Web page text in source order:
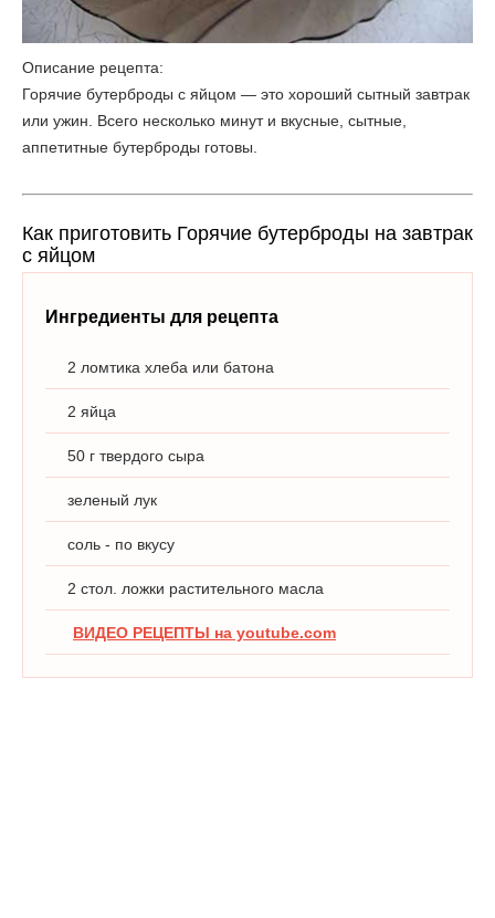
Описание рецепта:
Горячие бутерброды с яйцом — это хороший сытный завтрак
или ужин. Всего несколько минут и вкусные, сытные,
аппетитные бутерброды готовы.
Как приготовить Горячие бутерброды на завтрак
с яйцом
Ингредиенты для рецепта
2 ломтика хлеба или батона
2 яйца
50 г твердого сыра
зеленый лук
соль - по вкусу
2 стол. ложки растительного масла
ВИДЕО РЕЦЕПТЫ на youtube.com